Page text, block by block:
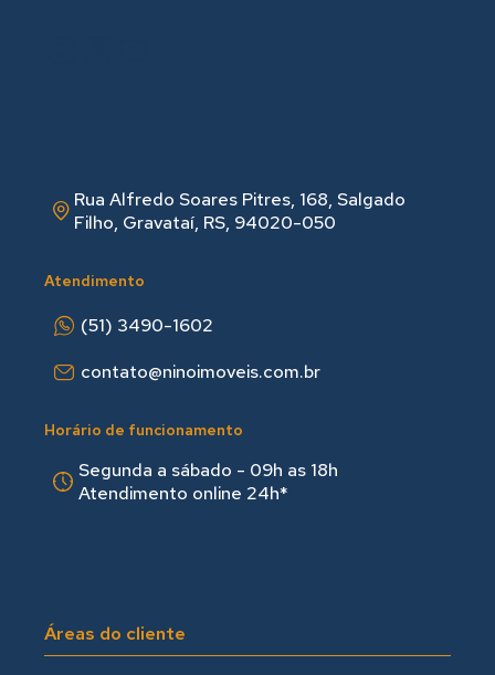
Rua Alfredo Soares Pitres, 168, Salgado
Filho, Gravataí, RS, 94020-050
Atendimento
(51) 3490-1602
contato@ninoimoveis.com.br
Horário de funcionamento
Segunda a sábado - 09h as 18hㅤㅤ
Atendimento online 24h*
Áreas do cliente